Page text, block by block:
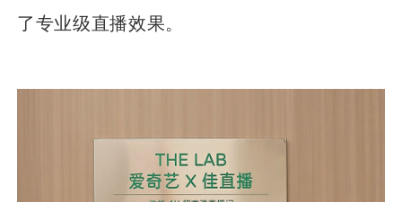
了专业级直播效果。